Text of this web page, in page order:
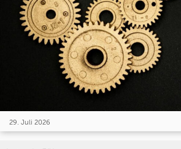
29. Juli 2026